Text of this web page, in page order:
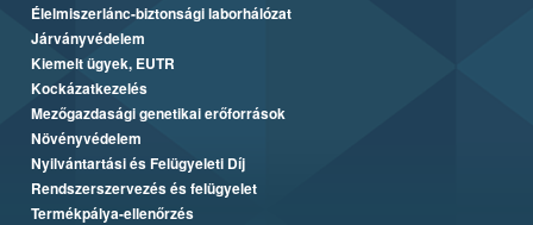
Élelmiszerlánc-biztonsági laborhálózat
Járványvédelem
Kiemelt ügyek, EUTR
Kockázatkezelés
Mezőgazdasági genetikai erőforrások
Növényvédelem
Nyilvántartási és Felügyeleti Díj
Rendszerszervezés és felügyelet
Termékpálya-ellenőrzés